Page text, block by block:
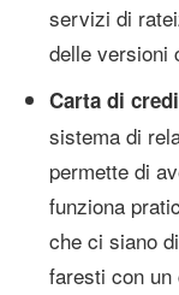
servizi di
delle versioni
Carta di
sistema di
permette di
funziona
che ci siano
faresti con un